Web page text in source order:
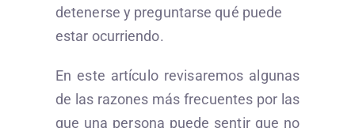
detenerse y preguntarse qué puede
estar ocurriendo.
En este artículo revisaremos algunas
de las razones más frecuentes por las
que una persona puede sentir que no